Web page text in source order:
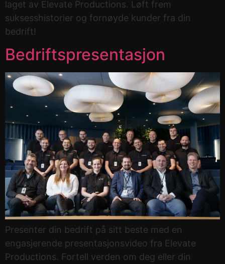
laget av Elevate Productions. Løft frem
suksesshistorier og fornøyde kunder fra din
bedrift!
Bedriftspresentasjon
Presenter din bedrift på sitt beste med en
engasjerende presentasjonsvideo fra Elevate
Productions. Fortell verden om deg eller din